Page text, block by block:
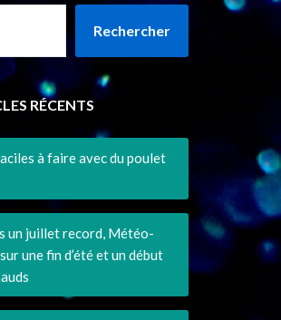
Rechercher
RÉCENTS
à faire avec du poulet
un juillet record, Météo-
une fin d’été et un début